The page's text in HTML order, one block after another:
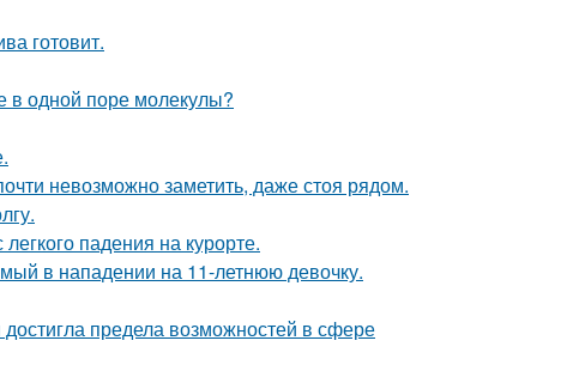
готовит.
в одной поре молекулы?
невозможно заметить, даже стоя рядом.
падения на курорте.
в нападении на 11-летнюю девочку.
предела возможностей в сфере